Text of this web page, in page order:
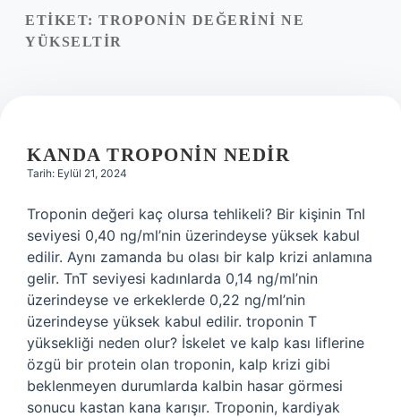
Yasal Uyarı
ETIKET: TROPONIN DEĞERINI NE
YÜKSELTIR
KANDA TROPONIN NEDIR
Tarih: Eylül 21, 2024
Troponin değeri kaç olursa tehlikeli? Bir kişinin TnI
seviyesi 0,40 ng/ml’nin üzerindeyse yüksek kabul
edilir. Aynı zamanda bu olası bir kalp krizi anlamına
gelir. TnT seviyesi kadınlarda 0,14 ng/ml’nin
üzerindeyse ve erkeklerde 0,22 ng/ml’nin
üzerindeyse yüksek kabul edilir. troponin T
yüksekliği neden olur? İskelet ve kalp kası liflerine
özgü bir protein olan troponin, kalp krizi gibi
beklenmeyen durumlarda kalbin hasar görmesi
sonucu kastan kana karışır. Troponin, kardiyak